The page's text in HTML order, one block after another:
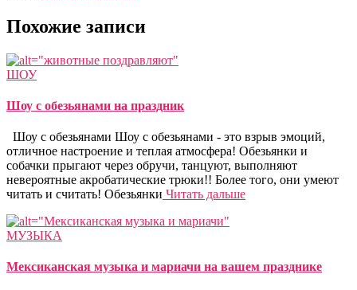
Похожие записи
ШОУ
Шоу с обезьянами на праздник
Шоу с обезьянами Шоу с обезьянами - это взрыв эмоций,
отличное настроение и теплая атмосфера! Обезьянки и
собачки прыгают через обручи, танцуют, выполняют
невероятные акробатические трюки!! Более того, они умеют
читать и считать! Обезьянки Читать дальше
МУЗЫКА
Мексиканская музыка и мариачи на вашем празднике